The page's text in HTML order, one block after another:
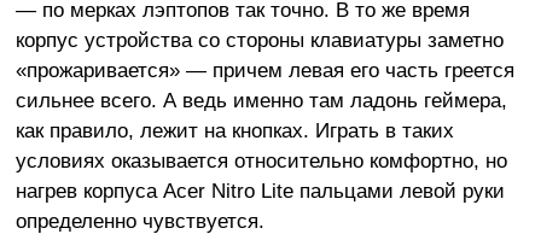
— по мерках лэптопов так точно. В то же время
корпус устройства со стороны клавиатуры заметно
«прожаривается» — причем левая его часть греется
сильнее всего. А ведь именно там ладонь геймера,
как правило, лежит на кнопках. Играть в таких
условиях оказывается относительно комфортно, но
нагрев корпуса Acer Nitro Lite пальцами левой руки
определенно чувствуется.